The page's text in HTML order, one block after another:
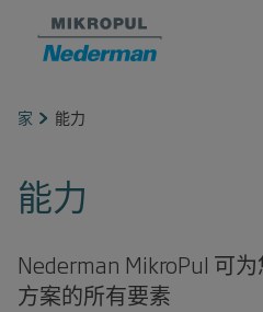
家 能力
能力
Nederman MikroPul 可
方案的所有要素